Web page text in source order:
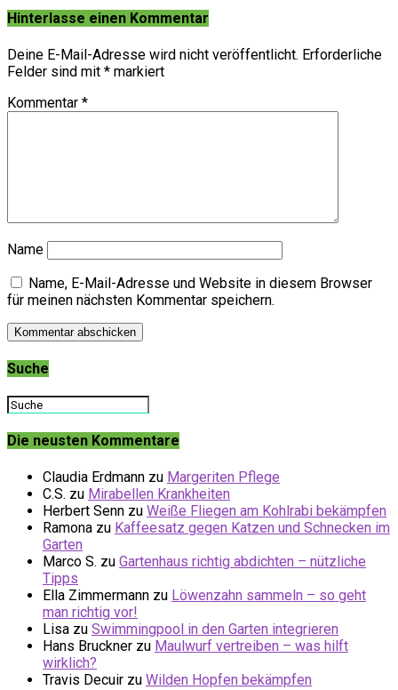
Hinterlasse einen Kommentar
Deine E-Mail-Adresse wird nicht veröffentlicht. Erforderliche
Felder sind mit * markiert
Kommentar *
Name
Name, E-Mail-Adresse und Website in diesem Browser
für meinen nächsten Kommentar speichern.
Suche
Die neusten Kommentare
Claudia Erdmann zu Margeriten Pflege
C.S. zu Mirabellen Krankheiten
Herbert Senn zu Weiße Fliegen am Kohlrabi bekämpfen
Ramona zu Kaffeesatz gegen Katzen und Schnecken im
Garten
Marco S. zu Gartenhaus richtig abdichten – nützliche
Tipps
Ella Zimmermann zu Löwenzahn sammeln – so geht
man richtig vor!
Lisa zu Swimmingpool in den Garten integrieren
Hans Bruckner zu Maulwurf vertreiben – was hilft
wirklich?
Travis Decuir zu Wilden Hopfen bekämpfen